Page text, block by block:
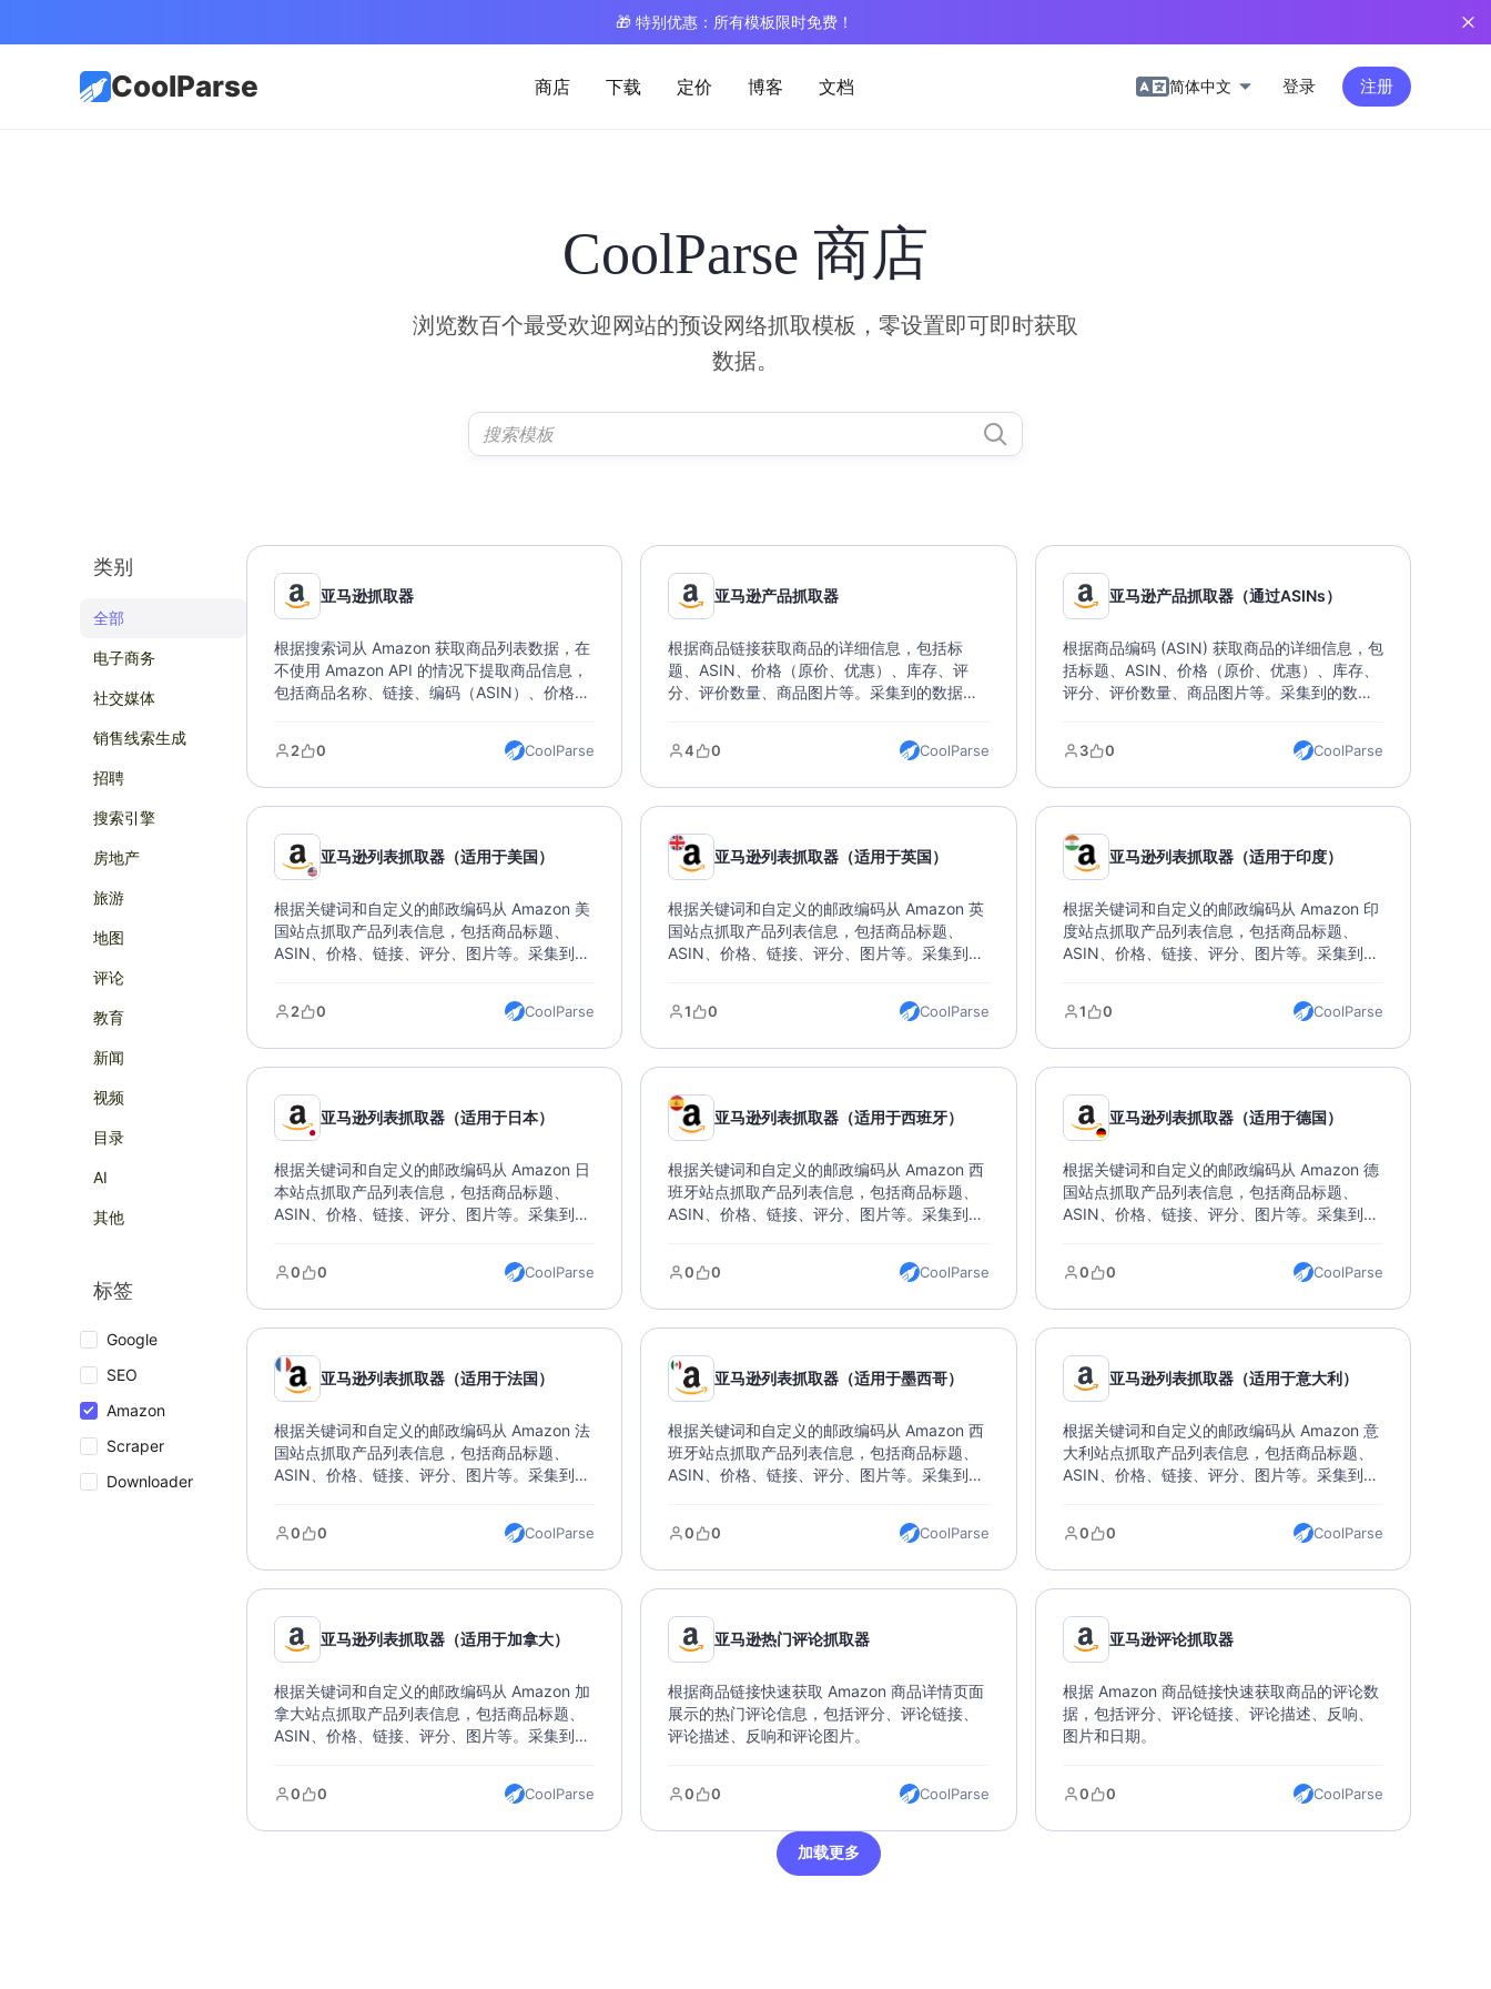
🎁 特别优惠：所有模板限时免费！
CoolParse 商店 下载 定价 博客 文档 简体中文 登录 注册
CoolParse 商店
浏览数百个最受欢迎网站的预设网络抓取模板，零设置即可即时获取
数据。
类别
全部
电子商务
社交媒体
销售线索生成
招聘
搜索引擎
房地产
旅游
地图
评论
教育
新闻
视频
目录
AI
其他
标签
Google
SEO
Amazon
Scraper
Downloader
亚马逊抓取器
根据搜索词从 Amazon 获取商品列表数据，在
不使用 Amazon API 的情况下提取商品信息，
包括商品名称、链接、编码（ASIN）、价格、
2 0 CoolParse
亚马逊产品抓取器
根据商品链接获取商品的详细信息，包括标
题、ASIN、价格（原价、优惠）、库存、评
分、评价数量、商品图片等。采集到的数据可
4 0 CoolParse
亚马逊产品抓取器（通过ASINs）
根据商品编码 (ASIN) 获取商品的详细信息，包
括标题、ASIN、价格（原价、优惠）、库存、
评分、评价数量、商品图片等。采集到的数据
3 0 CoolParse
亚马逊列表抓取器（适用于美国）
根据关键词和自定义的邮政编码从 Amazon 美
国站点抓取产品列表信息，包括商品标题、
ASIN、价格、链接、评分、图片等。采集到的
2 0 CoolParse
亚马逊列表抓取器（适用于英国）
根据关键词和自定义的邮政编码从 Amazon 英
国站点抓取产品列表信息，包括商品标题、
ASIN、价格、链接、评分、图片等。采集到的
1 0 CoolParse
亚马逊列表抓取器（适用于印度）
根据关键词和自定义的邮政编码从 Amazon 印
度站点抓取产品列表信息，包括商品标题、
ASIN、价格、链接、评分、图片等。采集到的
1 0 CoolParse
亚马逊列表抓取器（适用于日本）
根据关键词和自定义的邮政编码从 Amazon 日
本站点抓取产品列表信息，包括商品标题、
ASIN、价格、链接、评分、图片等。采集到的
0 0 CoolParse
亚马逊列表抓取器（适用于西班牙）
根据关键词和自定义的邮政编码从 Amazon 西
班牙站点抓取产品列表信息，包括商品标题、
ASIN、价格、链接、评分、图片等。采集到的
0 0 CoolParse
亚马逊列表抓取器（适用于德国）
根据关键词和自定义的邮政编码从 Amazon 德
国站点抓取产品列表信息，包括商品标题、
ASIN、价格、链接、评分、图片等。采集到的
0 0 CoolParse
亚马逊列表抓取器（适用于法国）
根据关键词和自定义的邮政编码从 Amazon 法
国站点抓取产品列表信息，包括商品标题、
ASIN、价格、链接、评分、图片等。采集到的
0 0 CoolParse
亚马逊列表抓取器（适用于墨西哥）
根据关键词和自定义的邮政编码从 Amazon 西
班牙站点抓取产品列表信息，包括商品标题、
ASIN、价格、链接、评分、图片等。采集到的
0 0 CoolParse
亚马逊列表抓取器（适用于意大利）
根据关键词和自定义的邮政编码从 Amazon 意
大利站点抓取产品列表信息，包括商品标题、
ASIN、价格、链接、评分、图片等。采集到的
0 0 CoolParse
亚马逊列表抓取器（适用于加拿大）
根据关键词和自定义的邮政编码从 Amazon 加
拿大站点抓取产品列表信息，包括商品标题、
ASIN、价格、链接、评分、图片等。采集到的
0 0 CoolParse
亚马逊热门评论抓取器
根据商品链接快速获取 Amazon 商品详情页面
展示的热门评论信息，包括评分、评论链接、
评论描述、反响和评论图片。
0 0 CoolParse
亚马逊评论抓取器
根据 Amazon 商品链接快速获取商品的评论数
据，包括评分、评论链接、评论描述、反响、
图片和日期。
0 0 CoolParse
加载更多